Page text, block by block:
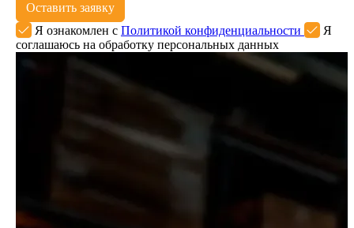
Оставить заявку
Я ознакомлен с Политикой конфиденциальности
Я
соглашаюсь на обработку персональных данных